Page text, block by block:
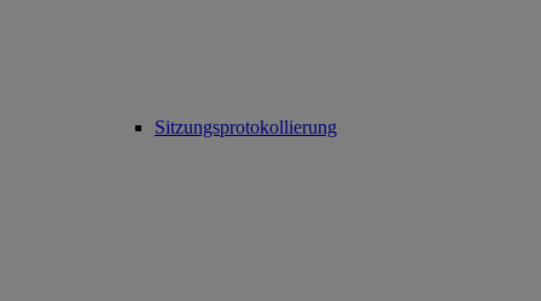
Sitzungsprotokollierung